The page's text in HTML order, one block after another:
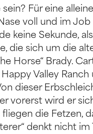
Für eine
voll und im
keine Sekunde,
die sich um die
Horse“ Brady.
Valley
dieser
vorerst wird er
die Fetzen,
denkt nicht im